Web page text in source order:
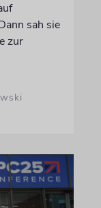
sah sie
zur